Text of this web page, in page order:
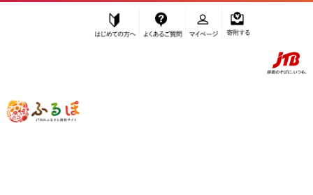
ふるぽ JTBのふるさと納税サイト